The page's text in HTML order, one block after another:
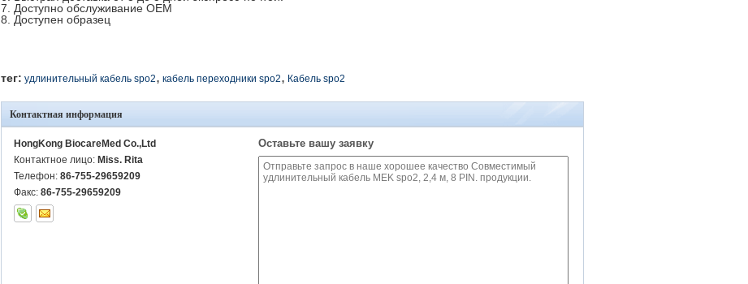
7. Доступно обслуживание OEM
8. Доступен образец
тег: удлинительный кабель spo2, кабель переходники spo2, Кабель spo2
Контактная информация
HongKong BiocareMed Co.,Ltd
Контактное лицо: Miss. Rita
Телефон: 86-755-29659209
Факс: 86-755-29659209
Оставьте вашу заявку